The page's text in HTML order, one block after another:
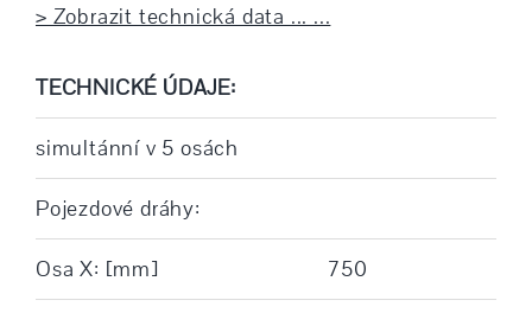
> Zobrazit technická data ... ...
TECHNICKÉ ÚDAJE:
simultánní v 5 osách
Pojezdové dráhy:
Osa X: [mm] 750